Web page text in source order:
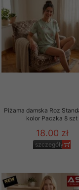
Piżama damska Roz
kolor Paczka 8 szt
18.00 zł
szczegóły
znajdziesz
Potrzebujemy na to
Jeżeli klikniesz
GROUP
Sp. z o.o.
Wyrażenie zgody jest
Dodatkowe
Twoich danych,
podejmowaniu
danych osobowych)
Polityka prywatności